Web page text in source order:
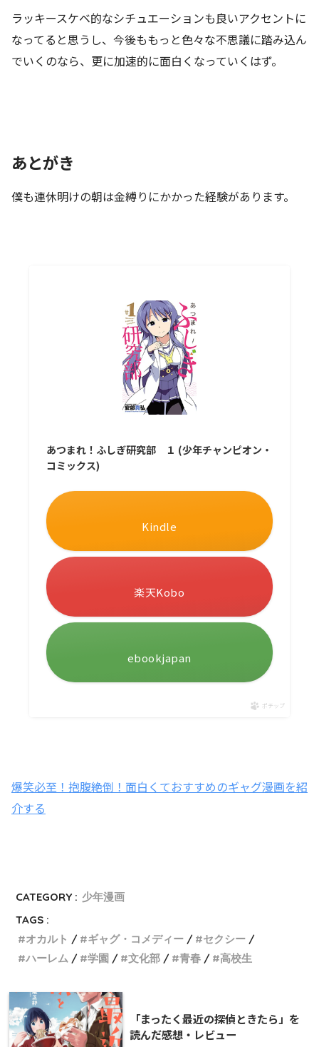
ラッキースケベ的なシチュエーションも良いアクセントに
なってると思うし、今後ももっと色々な不思議に踏み込ん
でいくのなら、更に加速的に面白くなっていくはず。
あとがき
僕も連休明けの朝は金縛りにかかった経験があります。
あつまれ！ふしぎ研究部 １ (少年チャンピオン・
コミックス)
Kindle
楽天Kobo
ebookjapan
ポチップ
爆笑必至！抱腹絶倒！面白くておすすめのギャグ漫画を紹
介する
CATEGORY : 少年漫画
TAGS :
オカルト
ギャグ・コメディー
セクシー
ハーレム
学園 文化部 青春 高校生
「まったく最近の探偵ときたら」を
読んだ感想・レビュー